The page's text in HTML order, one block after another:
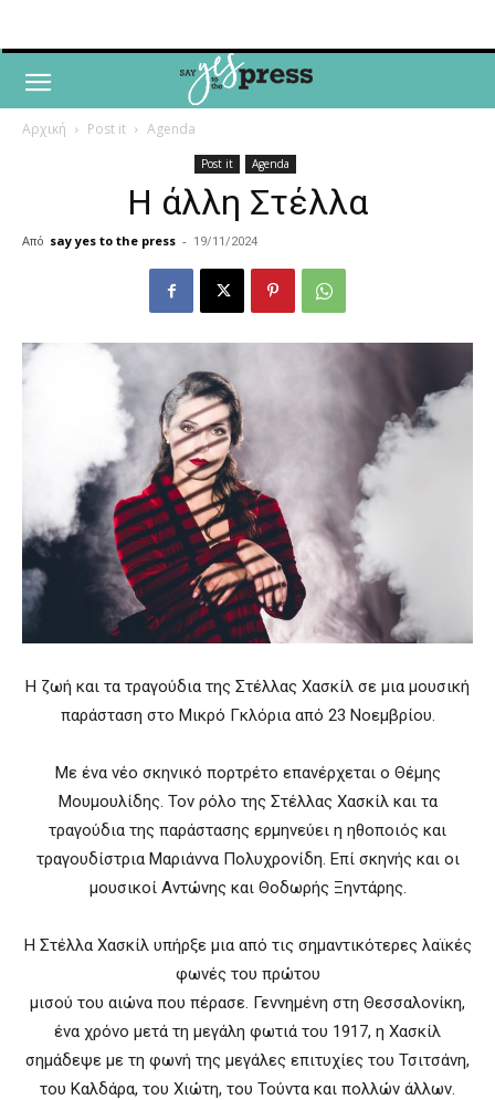
Αρχική Post it Agenda
Post it Agenda
Η άλλη Στέλλα
Από say yes to the press - 19/11/2024
Η ζωή και τα τραγούδια της Στέλλας Χασκίλ σε μια μουσική
παράσταση στο Μικρό Γκλόρια από 23 Νοεμβρίου.
Με ένα νέο σκηνικό πορτρέτο επανέρχεται ο Θέμης
Μουμουλίδης. Τον ρόλο της Στέλλας Χασκίλ και τα
τραγούδια της παράστασης ερμηνεύει η ηθοποιός και
τραγουδίστρια Μαριάννα Πολυχρονίδη. Επί σκηνής και οι
μουσικοί Αντώνης και Θοδωρής Ξηντάρης.
Η Στέλλα Χασκίλ υπήρξε μια από τις σημαντικότερες λαϊκές
φωνές του πρώτου
μισού του αιώνα που πέρασε. Γεννημένη στη Θεσσαλονίκη,
ένα χρόνο μετά τη μεγάλη φωτιά του 1917, η Χασκίλ
σημάδεψε με τη φωνή της μεγάλες επιτυχίες του Τσιτσάνη,
του Καλδάρα, του Χιώτη, του Τούντα και πολλών άλλων.